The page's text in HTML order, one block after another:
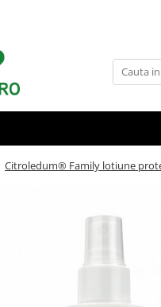
Citroledum® Family lotiune